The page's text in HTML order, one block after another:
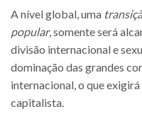
A nível global, uma
popular, somente será
divisão internacional e
dominação das grandes
internacional, o que
capitalista.